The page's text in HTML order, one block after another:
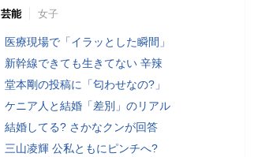
芸能 女子
医療現場で「イラッとした瞬間」
新幹線できても生きてない 辛辣
堂本剛の投稿に「匂わせなの?」
ケニア人と結婚「差別」のリアル
結婚してる? さかなクンが回答
三山凌輝 公私ともにピンチへ?